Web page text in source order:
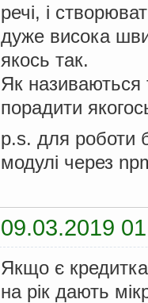
речі, і
дуже висока
якось так.
Як називаються
порадити
p.s. для роботи
модулі через
09.03.2019
Якщо є
на рік дають